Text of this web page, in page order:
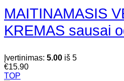
MAITINAMASIS
KREMAS sausai
Įvertinimas: 5.00 iš 5
€15.90
TOP